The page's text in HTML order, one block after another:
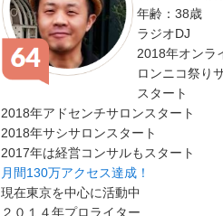
年齢：38歳
ラジオDJ
2018年オンラ
ロンニコ祭り
スタート
2018年アドセンチサロンスタート
2018年サシサロンスタート
2017年は経営コンサルもスタート
月間130万アクセス達成！
現在東京を中心に活動中
２０１４年プロライター